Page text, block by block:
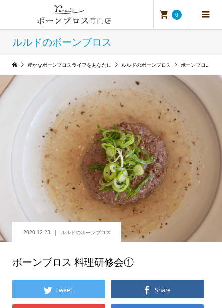
0
ルルドのボーンブロス
豊かなボーンブロスライフをあなたに ルルドのボーンブロス ボーンブロス 料理研修会①
2020.12.23 ルルドのボーンブロス
ボーンブロス 料理研修会①
Tweet Share